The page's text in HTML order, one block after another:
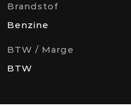
Brandstof
Benzine
BTW / Marge
BTW